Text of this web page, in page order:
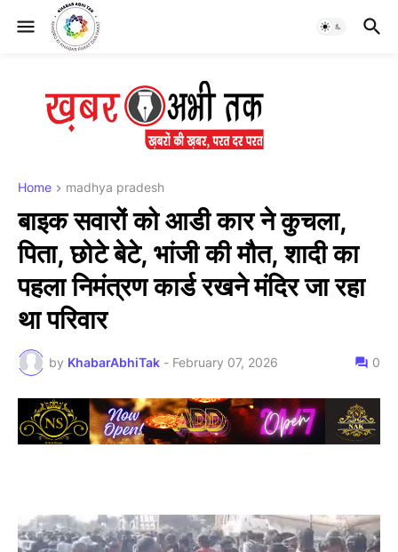
Home madhya pradesh
बाइक सवारों को आडी कार ने कुचला,
पिता, छोटे बेटे, भांजी की मौत, शादी का
पहला निमंत्रण कार्ड रखने मंदिर जा रहा
था परिवार
by KhabarAbhiTak - February 07, 2026 0